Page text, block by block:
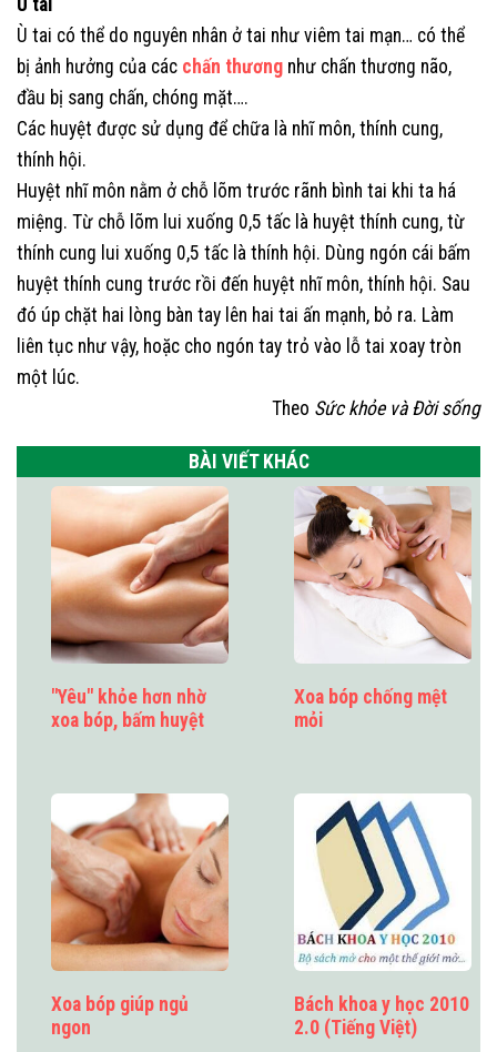
Ù tai
Ù tai có thể do nguyên nhân ở tai như viêm tai mạn… có thể
bị ảnh hưởng của các chấn thương như chấn thương não,
đầu bị sang chấn, chóng mặt….
Các huyệt được sử dụng để chữa là nhĩ môn, thính cung,
thính hội.
Huyệt nhĩ môn nằm ở chỗ lõm trước rãnh bình tai khi ta há
miệng. Từ chỗ lõm lui xuống 0,5 tấc là huyệt thính cung, từ
thính cung lui xuống 0,5 tấc là thính hội. Dùng ngón cái bấm
huyệt thính cung trước rồi đến huyệt nhĩ môn, thính hội. Sau
đó úp chặt hai lòng bàn tay lên hai tai ấn mạnh, bỏ ra. Làm
liên tục như vậy, hoặc cho ngón tay trỏ vào lỗ tai xoay tròn
một lúc.
Theo Sức khỏe và Đời sống
BÀI VIẾT KHÁC
"Yêu" khỏe hơn nhờ
xoa bóp, bấm huyệt
Xoa bóp chống mệt
mỏi
Xoa bóp giúp ngủ
ngon
Bách khoa y học 2010
2.0 (Tiếng Việt)